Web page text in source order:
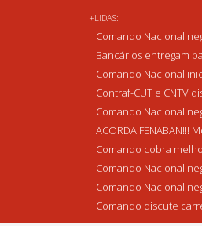
+LIDAS:
Comando Nacional
Bancários entregam
Comando Nacional
Contraf-CUT e CNTV
Comando Nacional
ACORDA
Comando cobra
Comando Nacional
Comando Nacional
Comando discute